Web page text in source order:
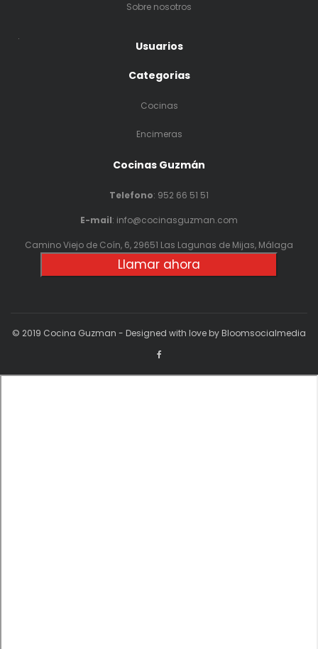
Sobre nosotros
.
Usuarios
Categorias
Cocinas
Encimeras
Cocinas Guzmán
Telefono: 952 66 51 51
E-mail: info@cocinasguzman.com
Camino Viejo de Coín, 6, 29651 Las Lagunas de Mijas, Málaga
Llamar ahora
© 2019 Cocina Guzman - Designed with love by Bloomsocialmedia